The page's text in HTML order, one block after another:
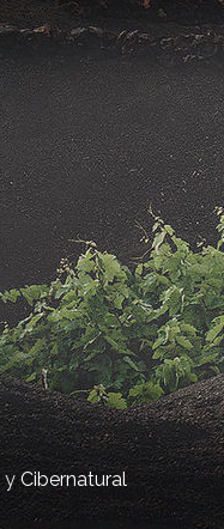
yCibernatural